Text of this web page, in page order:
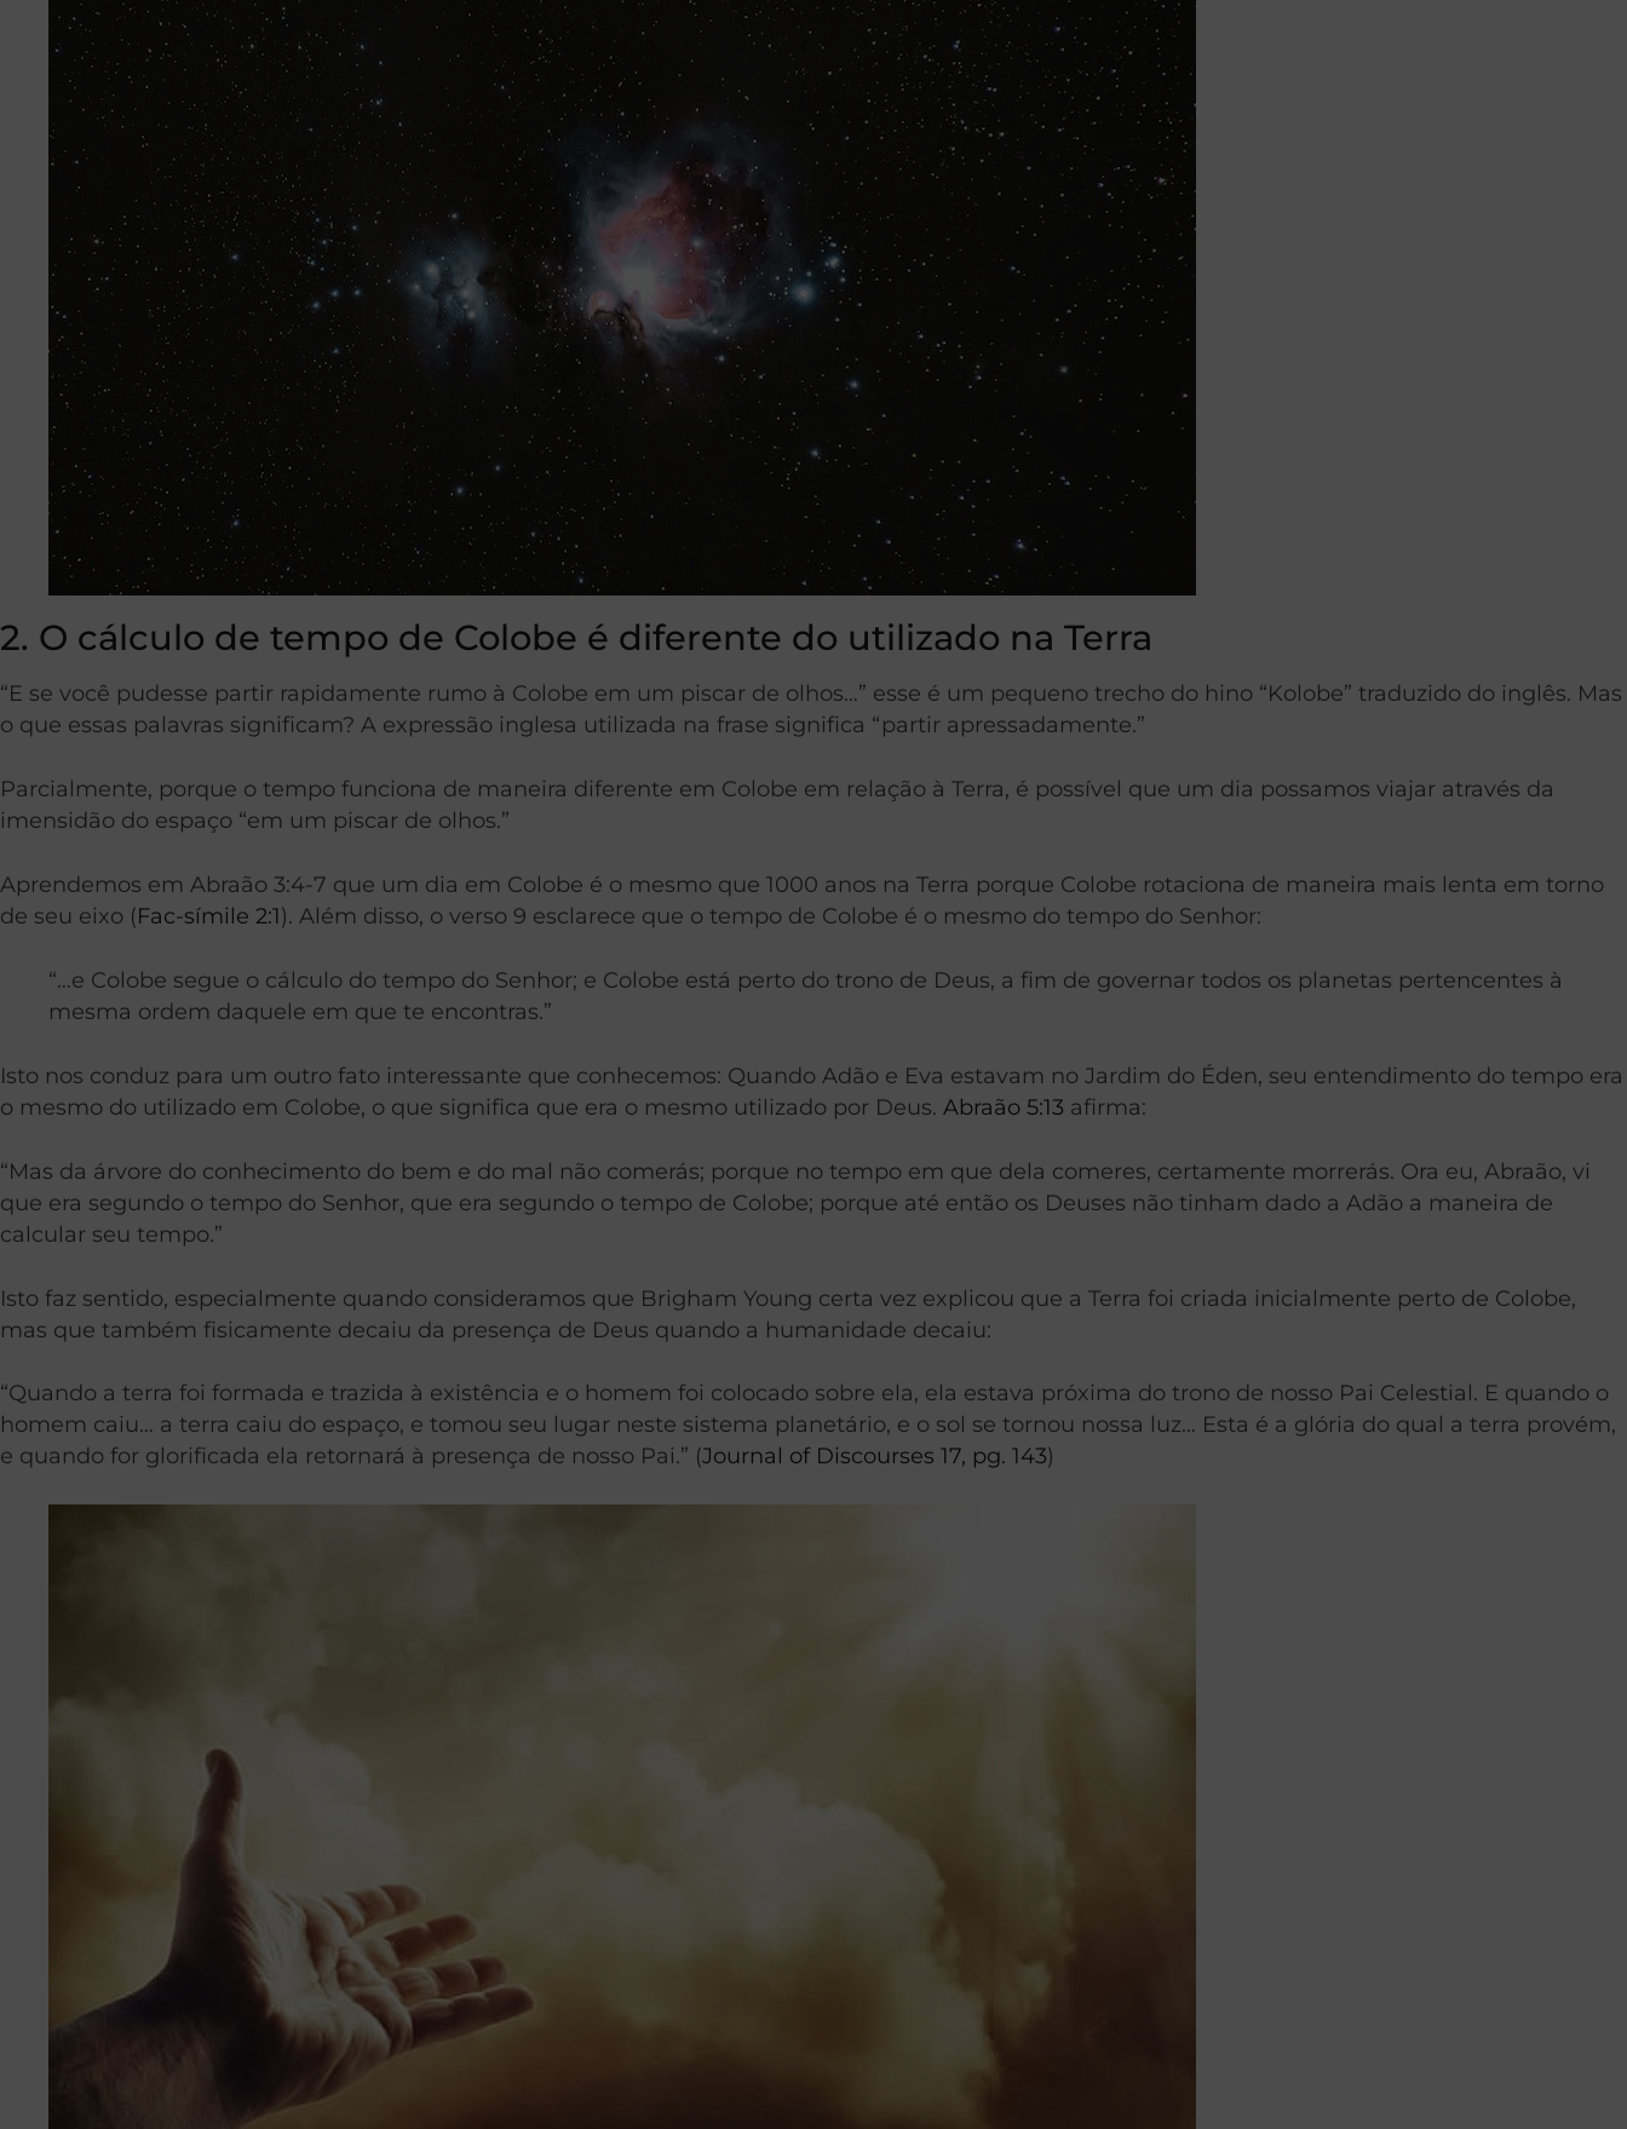
2. O cálculo de tempo de Colobe é diferente do utilizado na Terra
“E se você pudesse partir rapidamente rumo à Colobe em um piscar de olhos…” esse é um pequeno trecho do hino “Kolobe” traduzido do inglês. Mas
o que essas palavras significam? A expressão inglesa utilizada na frase significa “partir apressadamente.”
Parcialmente, porque o tempo funciona de maneira diferente em Colobe em relação à Terra, é possível que um dia possamos viajar através da
imensidão do espaço “em um piscar de olhos.”
Aprendemos em Abraão 3:4-7 que um dia em Colobe é o mesmo que 1000 anos na Terra porque Colobe rotaciona de maneira mais lenta em torno
de seu eixo (Fac-símile 2:1). Além disso, o verso 9 esclarece que o tempo de Colobe é o mesmo do tempo do Senhor:
“…e Colobe segue o cálculo do tempo do Senhor; e Colobe está perto do trono de Deus, a fim de governar todos os planetas pertencentes à
mesma ordem daquele em que te encontras.”
Isto nos conduz para um outro fato interessante que conhecemos: Quando Adão e Eva estavam no Jardim do Éden, seu entendimento do tempo era
o mesmo do utilizado em Colobe, o que significa que era o mesmo utilizado por Deus. Abraão 5:13 afirma:
“Mas da árvore do conhecimento do bem e do mal não comerás; porque no tempo em que dela comeres, certamente morrerás. Ora eu, Abraão, vi
que era segundo o tempo do Senhor, que era segundo o tempo de Colobe; porque até então os Deuses não tinham dado a Adão a maneira de
calcular seu tempo.”
Isto faz sentido, especialmente quando consideramos que Brigham Young certa vez explicou que a Terra foi criada inicialmente perto de Colobe,
mas que também fisicamente decaiu da presença de Deus quando a humanidade decaiu:
“Quando a terra foi formada e trazida à existência e o homem foi colocado sobre ela, ela estava próxima do trono de nosso Pai Celestial. E quando o
homem caiu… a terra caiu do espaço, e tomou seu lugar neste sistema planetário, e o sol se tornou nossa luz… Esta é a glória do qual a terra provém,
e quando for glorificada ela retornará à presença de nosso Pai.” (Journal of Discourses 17, pg. 143)